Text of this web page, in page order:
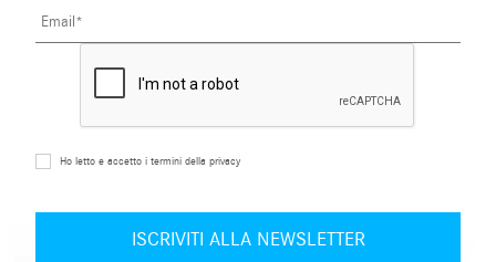
Ho letto e accetto i termini della privacy